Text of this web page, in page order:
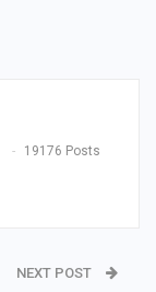
19176 Posts
NEXT POST